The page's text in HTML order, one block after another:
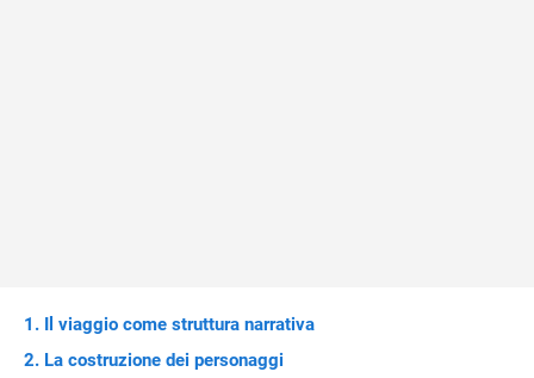
Il viaggio come struttura narrativa
La costruzione dei personaggi